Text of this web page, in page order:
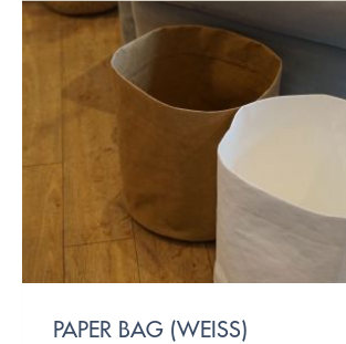
PAPER BAG (WEISS)